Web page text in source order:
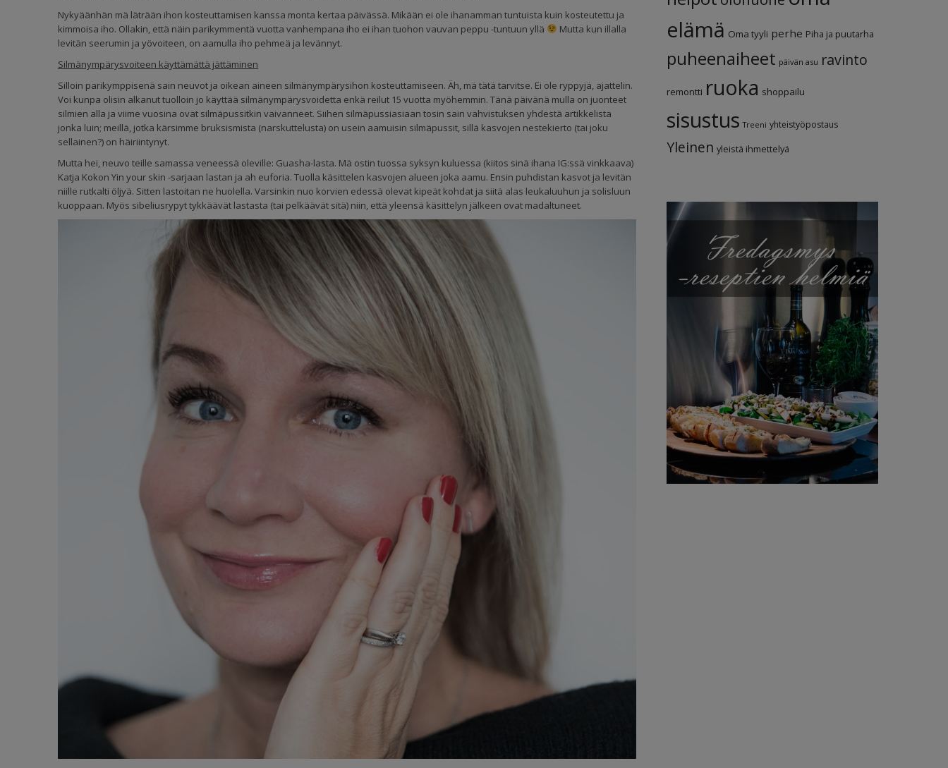
Nykyäänhän mä läträän ihon kosteuttamisen kanssa monta kertaa päivässä. Mikään ei ole ihanamman tuntuista kuin kosteutettu ja
kimmoisa iho. Ollakin, että näin parikymmentä vuotta vanhempana iho ei ihan tuohon vauvan peppu -tuntuun yllä
Mutta kun illalla
levitän seerumin ja yövoiteen, on aamulla iho pehmeä ja levännyt.
Silmänympärysvoiteen käyttämättä jättäminen
Silloin parikymppisenä sain neuvot ja oikean aineen silmänympärysihon kosteuttamiseen. Äh, mä tätä tarvitse. Ei ole ryppyjä, ajattelin.
Voi kunpa olisin alkanut tuolloin jo käyttää silmänympärysvoidetta enkä reilut 15 vuotta myöhemmin. Tänä päivänä mulla on juonteet
silmien alla ja viime vuosina ovat silmäpussitkin vaivanneet. Siihen silmäpussiasiaan tosin sain vahvistuksen yhdestä artikkelista
jonka luin; meillä, jotka kärsimme bruksismista (narskuttelusta) on usein aamuisin silmäpussit, sillä kasvojen nestekierto (tai joku
sellainen?) on häiriintynyt.
Mutta hei, neuvo teille samassa veneessä oleville: Guasha-lasta. Mä ostin tuossa syksyn kuluessa (kiitos sinä ihana IG:ssä vinkkaava)
Katja Kokon Yin your skin -sarjaan lastan ja ah euforia. Tuolla käsittelen kasvojen alueen joka aamu. Ensin puhdistan kasvot ja levitän
niille rutkalti öljyä. Sitten lastoitan ne huolella. Varsinkin nuo korvien edessä olevat kipeät kohdat ja siitä alas leukaluuhun ja solisluun
kuoppaan. Myös sibeliusrypyt tykkäävät lastasta (tai pelkäävät sitä) niin, että yleensä käsittelyn jälkeen ovat madaltuneet.
elämä Oma tyyli perhe Piha ja puutarha
puheenaiheet päivän asu ravinto
remontti ruoka shoppailu
sisustus Treeni yhteistyöpostaus
Yleinen yleistä ihmettelyä